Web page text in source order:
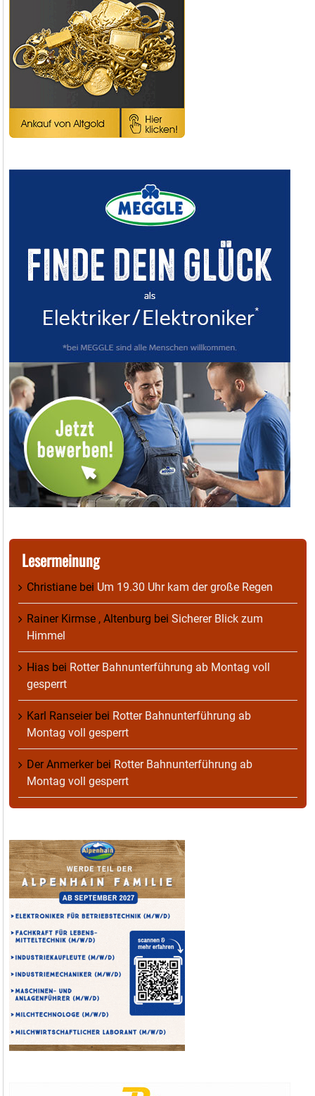
Lesermeinung
Christiane bei Um 19.30 Uhr kam der große Regen
Rainer Kirmse , Altenburg bei Sicherer Blick zum
Himmel
Hias bei Rotter Bahnunterführung ab Montag voll
gesperrt
Karl Ranseierbei Rotter Bahnunterführung ab
Montag voll gesperrt
Der Anmerkerbei Rotter Bahnunterführung ab
Montag voll gesperrt